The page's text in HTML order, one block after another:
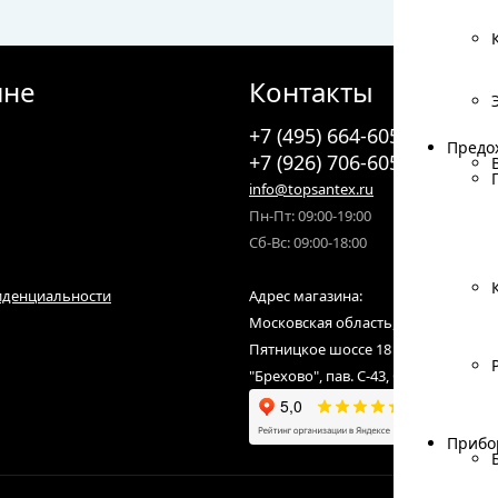
Контакты
+7 (495) 664-6055
+7 (926) 706-6055
info@topsantex.ru
Пн-Пт: 09:00-19:00
Сб-Вс: 09:00-18:00
Адрес магазина:
Московская область, городской
Пятницкое шоссе 18 км от
"Брехово", пав. С-43, С-07